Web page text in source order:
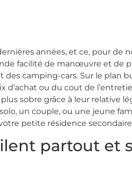
années, et ce, pour de
facilité de manœuvre et de
camping-cars. Sur le plan
d’achat ou du cout de
sobre grâce à leur relative
un couple, ou une jeune
petite résidence
partout et